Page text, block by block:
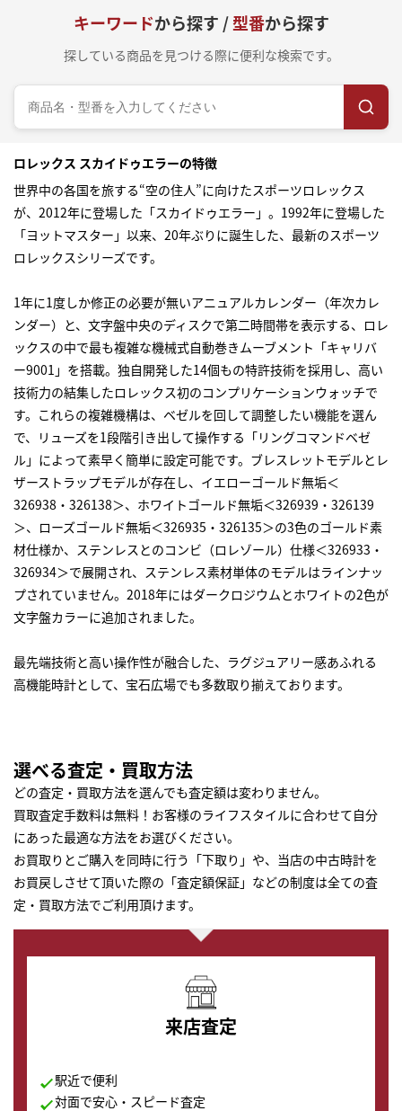
キーワードから探す /型番から探す
探している商品を見つける際に便利な検索です。
ロレックス スカイドゥエラーの特徴
世界中の各国を旅する“空の住人”に向けたスポーツロレックス
が、2012年に登場した「スカイドゥエラー」。1992年に登場した
「ヨットマスター」以来、20年ぶりに誕生した、最新のスポーツ
ロレックスシリーズです。
1年に1度しか修正の必要が無いアニュアルカレンダー（年次カレ
ンダー）と、文字盤中央のディスクで第二時間帯を表示する、 ロレ
ックスの中で最も複雑な機械式自動巻きムーブメント「キャリバ
ー9001」を搭載。独自開発した14個もの特許技術を採用し、高い
技術力の結集したロレックス初のコンプリケーションウォッチで
す。これらの複雑機構は、ベゼルを回して調整したい機能を選ん
で、リューズを1段階引き出して操作する「リングコマンドベゼ
ル」によって素早く簡単に設定可能です。ブレスレットモデルとレ
ザーストラップモデルが存在し、イエローゴールド無垢＜
326938・326138＞、ホワイトゴールド無垢＜326939・326139
＞、ローズゴールド無垢＜326935・326135＞の3色のゴールド素
材仕様か、ステンレスとのコンビ（ロレゾール）仕様＜326933・
326934＞で展開され、ステンレス素材単体のモデルはラインナッ
プされていません。2018年にはダークロジウムとホワイトの2色が
文字盤カラーに追加されました。
最先端技術と高い操作性が融合した、ラグジュアリー感あふれる
高機能時計として、宝石広場でも多数取り揃えております。
選べる査定・買取方法
どの査定・買取方法を選んでも査定額は変わりません。
買取査定手数料は無料！お客様のライフスタイルに合わせて自分
にあった最適な方法をお選びください。
お買取りとご購入を同時に行う「下取り」や、当店の中古時計を
お買戻しさせて頂いた際の「査定額保証」などの制度は全ての査
定・買取方法でご利用頂けます。
来店査定
駅近で便利
対面で安心・スピード査定